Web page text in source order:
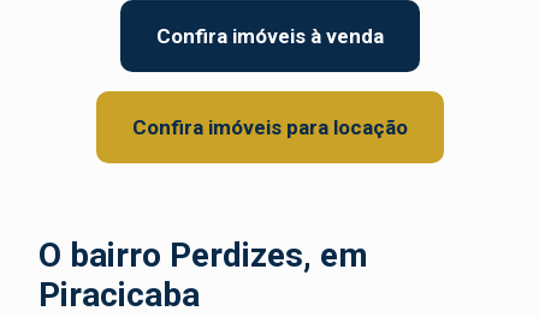
Confira imóveis à venda
Confira imóveis para locação
O bairro Perdizes, em
Piracicaba